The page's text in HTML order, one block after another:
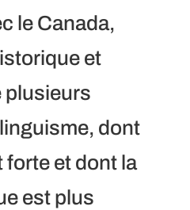
le Canada,
et
plusieurs
dont
forte et dont la
est plus